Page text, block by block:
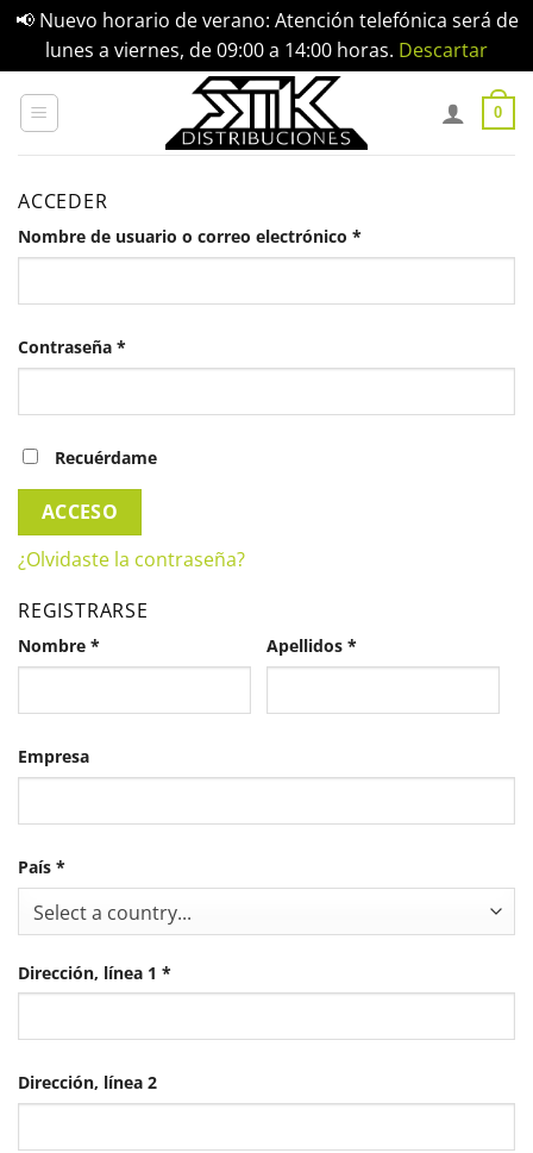
📢 Nuevo horario de verano: Atención telefónica será de
lunes a viernes, de 09:00 a 14:00 horas. Descartar
0
ACCEDER
Nombre de usuario o correo electrónico *Obligatorio
Contraseña *Obligatorio
Recuérdame
ACCESO
¿Olvidaste la contraseña?
REGISTRARSE
Nombre * Apellidos *
Empresa
País *
Select a country...
Dirección, línea 1 *
Dirección, línea 2